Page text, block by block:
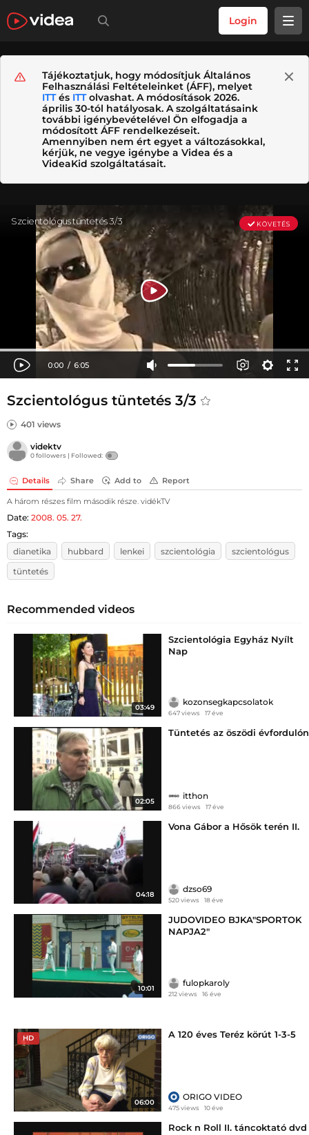
Login
Tájékoztatjuk, hogy módosítjuk Általános
Felhasználási Feltételeinket (ÁFF), melyet
ITTés ITTolvashat. A módosítások 2026.
április 30-tól hatályosak. A szolgáltatásaink
további igénybevételével Ön elfogadja a
módosított ÁFF rendelkezéseit.
Amennyiben nem ért egyet a változásokkal,
kérjük, ne vegye igénybe a Videa és a
VideaKid szolgáltatásait.
Szcientológus tüntetés 3/3
401 views
videktv
0 followers | Followed:
Details Share Add to Report
A három részes film második része. vidékTV
Date: 2008. 05. 27.
Tags:
dianetika
hubbard lenkei szcientológia
szcientológus
tüntetés
Recommended videos
03:49
Szcientológia Egyház Nyílt
Nap
kozonsegkapcsolatok
647 views 17 éve
02:05
Tüntetés az öszödi évfordulón
itthon
866 views 17 éve
04:18
Vona Gábor a Hősök terén II.
dzso69
520 views 18 éve
10:01
JUDOVIDEO BJKA"SPORTOK
NAPJA2"
fulopkaroly
212 views 16 éve
HD
06:00
A 120 éves Teréz körút 1-3-5
ORIGO VIDEO
475 views 10 éve
Rock n Roll II. táncoktató dvd